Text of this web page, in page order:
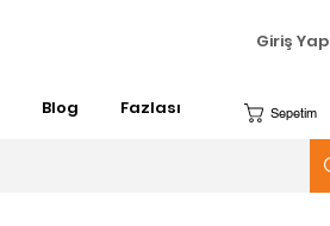
Giriş Yap
Blog Fazlası Sepetim